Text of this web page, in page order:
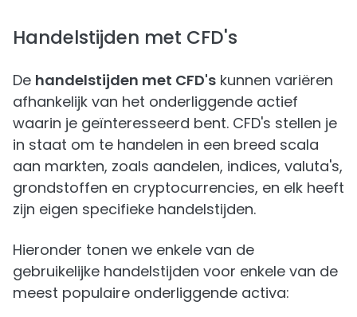
Handelstijden met CFD's
De handelstijden met CFD's kunnen variëren
afhankelijk van het onderliggende actief
waarin je geïnteresseerd bent. CFD's stellen je
in staat om te handelen in een breed scala
aan markten, zoals aandelen, indices, valuta's,
grondstoffen en cryptocurrencies, en elk heeft
zijn eigen specifieke handelstijden.
Hieronder tonen we enkele van de
gebruikelijke handelstijden voor enkele van de
meest populaire onderliggende activa: